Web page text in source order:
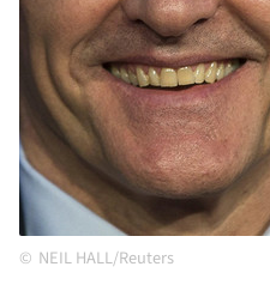
NEIL HALL/Reuters